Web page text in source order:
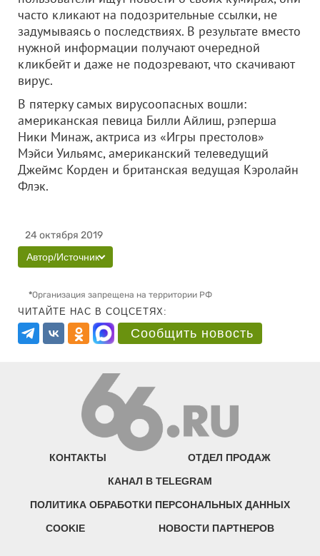
часто кликают на подозрительные ссылки, не
задумываясь о последствиях. В результате вместо
нужной информации получают очередной
кликбейт и даже не подозревают, что скачивают
вирус.
В пятерку самых вирусоопасных вошли:
американская певица Билли Айлиш, рэперша
Ники Минаж, актриса из «Игры престолов»
Мэйси Уильямс, американский телеведущий
Джеймс Корден и британская ведущая Кэролайн
Флэк.
24 октября 2019
Автор/Источник
*Организация запрещена на территории РФ
ЧИТАЙТЕ НАС В СОЦСЕТЯХ:
Сообщить новость
КОНТАКТЫ ОТДЕЛ ПРОДАЖ
КАНАЛ В TELEGRAM
ПОЛИТИКА ОБРАБОТКИ ПЕРСОНАЛЬНЫХ ДАННЫХ
COOKIE НОВОСТИ ПАРТНЕРОВ